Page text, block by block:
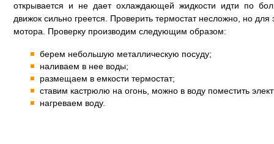
открывается и не дает охлаждающей жидкости идти по
движок сильно греется. Проверить термостат несложно, но для
мотора. Проверку производим следующим образом:
берем небольшую металлическую посуду;
наливаем в нее воды;
размещаем в емкости термостат;
ставим кастрюлю на огонь, можно в воду поместить
нагреваем воду.